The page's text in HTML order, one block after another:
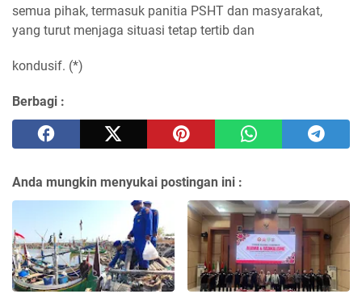
semua pihak, termasuk panitia PSHT dan masyarakat,
yang turut menjaga situasi tetap tertib dan
kondusif. (*)
Berbagi :
Anda mungkin menyukai postingan ini :